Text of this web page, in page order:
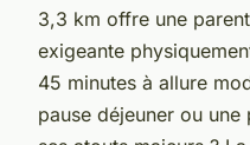
3,3 km offre une
exigeante
45 minutes à allure
pause déjeuner ou une